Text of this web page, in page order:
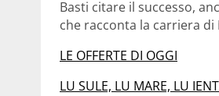
Basti citare il successo,
che racconta la carriera
LE OFFERTE DI OGGI
LU SULE, LU MARE, LU